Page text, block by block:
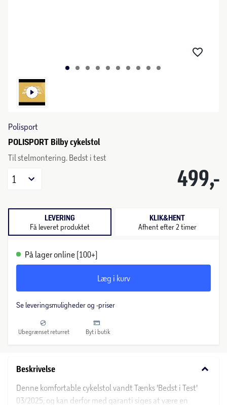
Polisport
POLISPORT Bilby cykelstol
Til stelmontering. Bedst i test
499,-
1
LEVERING
Få leveret produktet
KLIK&HENT
Afhent efter 2 timer
På lager online (100+)
Læg i kurv
Se leveringsmuligheder og -priser
Ubegrænset returret Byt i butik
Beskrivelse keyboard_arrow_down
Denne komfortable cykelstol vandt Tænks 'Bedst i Test'
03/2025, og kan derfor med garanti siges at være en